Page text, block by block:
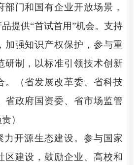
部门和国有企业开放场景，
提供“首试首用”机会。支持
加强知识产权保护，参与重
研制，以标准引领技术创新
。（省发展改革委、省科技
省政府国资委、省市场监管
）
力开源生态建设。 参与国家
区建设，鼓励企业、高校和